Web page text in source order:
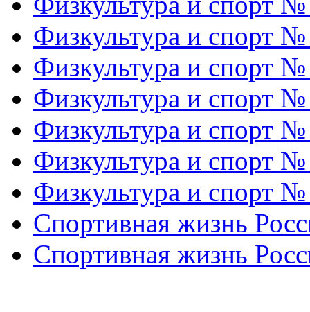
Физкультура и спорт
Физкультура и спорт
Физкультура и спорт
Физкультура и спорт
Физкультура и спорт
Физкультура и спорт
Спортивная жизнь
Спортивная жизнь